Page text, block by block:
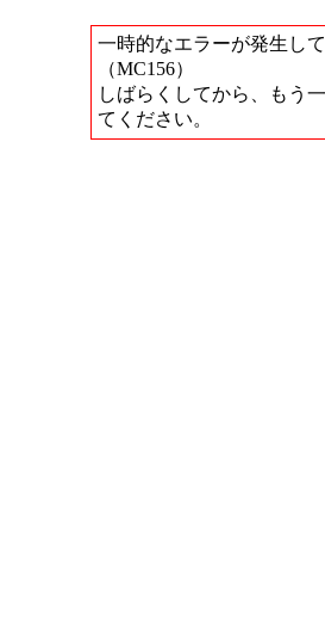
一時的なエラーが発生して
（MC156）
しばらくしてから、もう
てください。